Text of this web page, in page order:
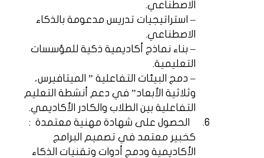
الاصطناعي.
– استراتيجيات تدريس مدعومة بالذكاء
الاصطناعي.
– بناء نماذج أكاديمية ذكية للمؤسسات
التعليمية.
– دمج البيئات التفاعلية ” الميتافيرس،
وثلاثية الأبعاد” في دعم أنشطة التعليم
التفاعلية بين الطلاب والكادر الأكاديمي.
6.
الحصول على شهادة مهنية معتمدة ​ :
كخبير معتمد في تصميم البرامج
الأكاديمية ودمج أدوات وتقنيات الذكاء